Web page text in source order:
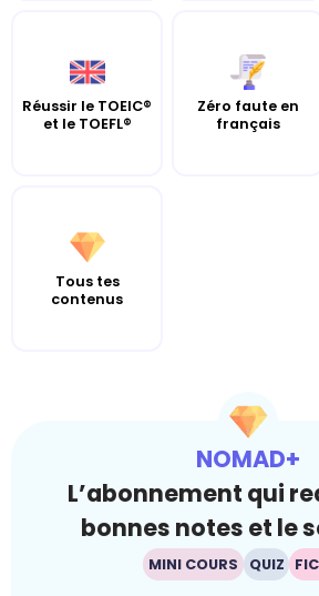
Réussir le TOEIC®
et le TOEFL®
Zéro faute en
français
Tous tes
contenus
NOMAD+
L’abonnement qui
bonnes notes et le
MINI COURS QUIZ